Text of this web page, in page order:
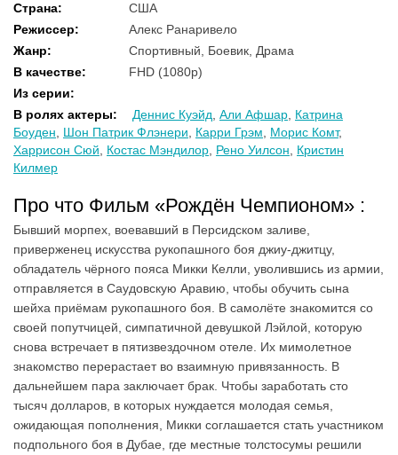
Страна:
США
Режиссер:
Алекс Ранаривело
Жанр:
Спортивный, Боевик, Драма
В качестве:
FHD (1080p)
Из серии:
В ролях актеры: Деннис Куэйд Али Афшар Катрина
Боуден
Шон Патрик Флэнери Карри Грэм Морис Комт,
Харрисон Сюй
Костас Мэндилор Рено Уилсон
Кристин
Килмер
Про что Фильм «Рождён Чемпионом» :
Бывший морпех, воевавший в Персидском заливе,
приверженец искусства рукопашного боя джиу-джитцу,
обладатель чёрного пояса Микки Келли, уволившись из армии,
отправляется в Саудовскую Аравию, чтобы обучить сына
шейха приёмам рукопашного боя. В самолёте знакомится со
своей попутчицей, симпатичной девушкой Лэйлой, которую
снова встречает в пятизвездочном отеле. Их мимолетное
знакомство перерастает во взаимную привязанность. В
дальнейшем пара заключает брак. Чтобы заработать сто
тысяч долларов, в которых нуждается молодая семья,
ожидающая пополнения, Микки соглашается стать участником
подпольного боя в Дубае, где местные толстосумы решили